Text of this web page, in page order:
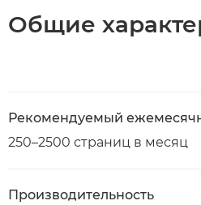
Общие
Рекомендуемый
250–2500 страниц в месяц
Производительность